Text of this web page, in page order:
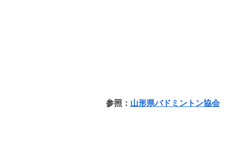
参照： 山形県バドミントン協会